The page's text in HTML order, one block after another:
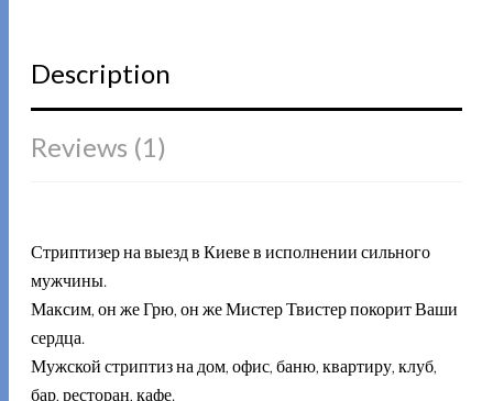
Description
Reviews (1)
Стриптизер на выезд в Киеве в исполнении сильного
мужчины.
Максим, он же Грю, он же Мистер Твистер покорит Ваши
сердца.
Мужской стриптиз на дом, офис, баню, квартиру, клуб,
бар, ресторан, кафе.